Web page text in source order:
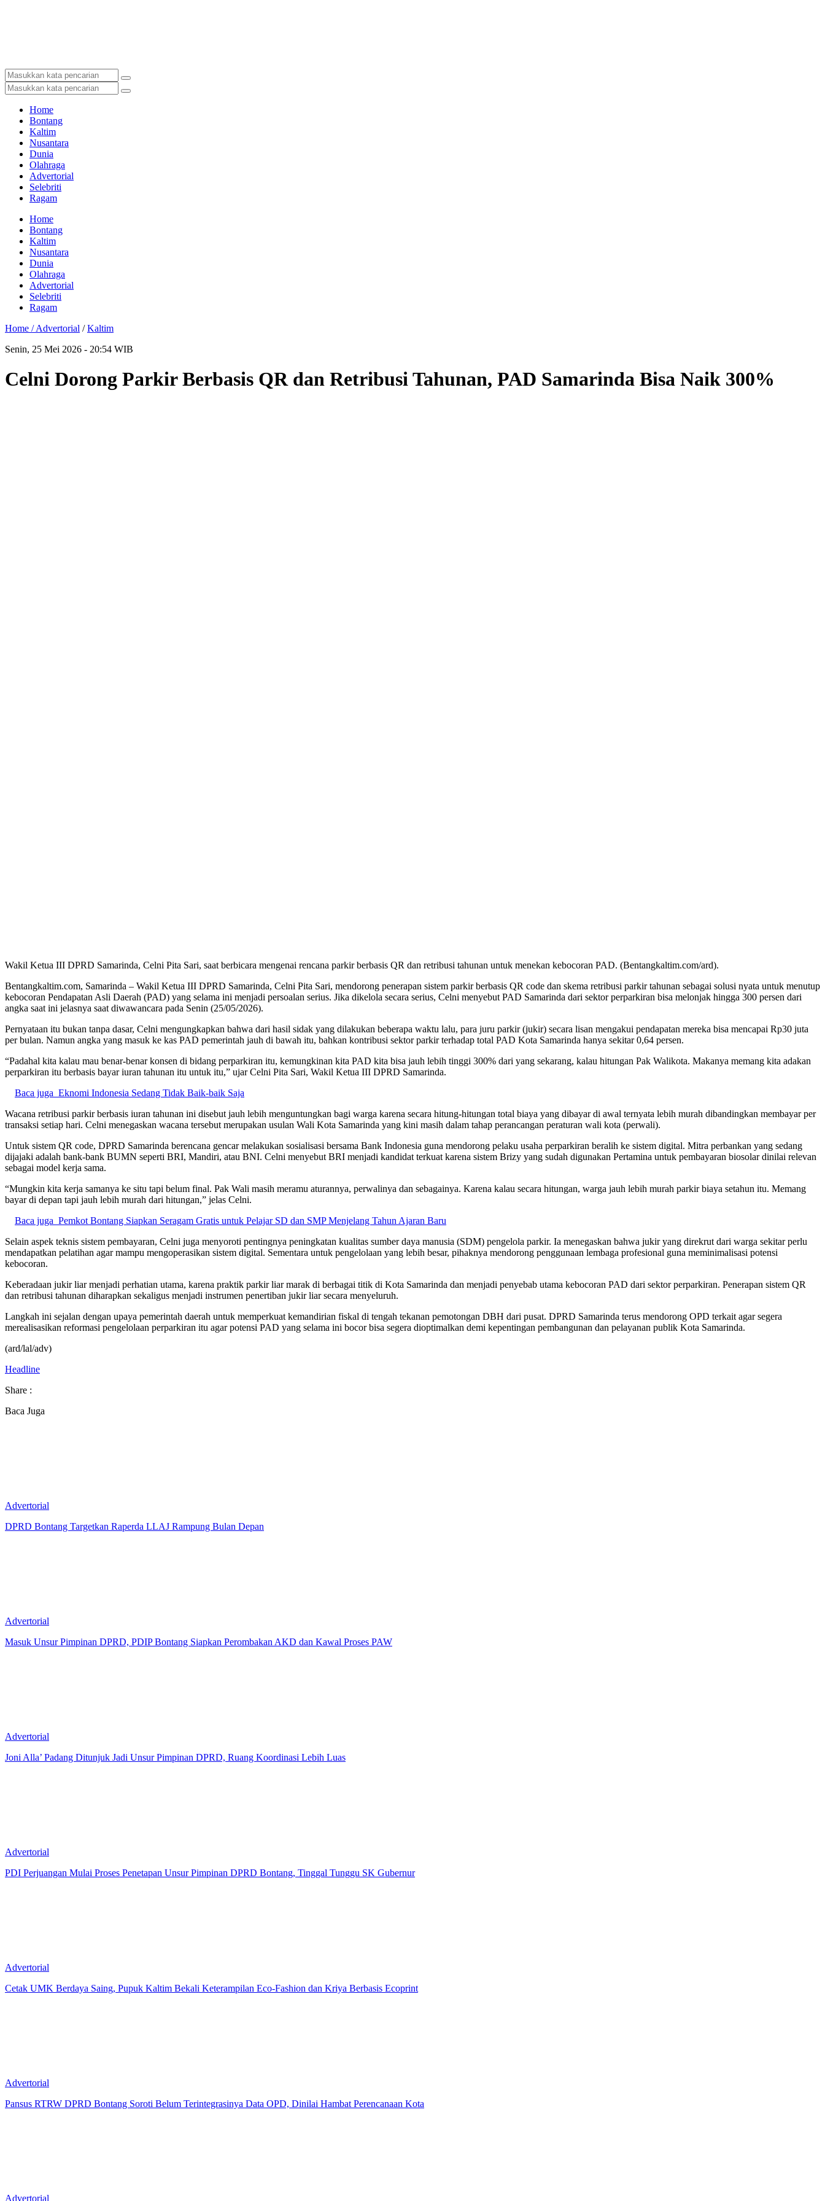
Home
Bontang
Kaltim
Nusantara
Dunia
Olahraga
Advertorial
Selebriti
Ragam
Home
Bontang
Kaltim
Nusantara
Dunia
Olahraga
Advertorial
Selebriti
Ragam
Home /Advertorial /Kaltim
Senin, 25 Mei 2026 - 20:54 WIB
Celni Dorong Parkir Berbasis QR dan Retribusi Tahunan, PAD Samarinda Bisa Naik 300%
Wakil Ketua III DPRD Samarinda, Celni Pita Sari, saat berbicara mengenai rencana parkir berbasis QR dan retribusi tahunan untuk menekan kebocoran PAD. (Bentangkaltim.com/ard).
Bentangkaltim.com, Samarinda – Wakil Ketua III DPRD Samarinda, Celni Pita Sari, mendorong penerapan sistem parkir berbasis QR code dan skema retribusi parkir tahunan sebagai solusi nyata untuk menutup
kebocoran Pendapatan Asli Daerah (PAD) yang selama ini menjadi persoalan serius. Jika dikelola secara serius, Celni menyebut PAD Samarinda dari sektor perparkiran bisa melonjak hingga 300 persen dari
angka saat ini jelasnya saat diwawancara pada Senin (25/05/2026).
Pernyataan itu bukan tanpa dasar, Celni mengungkapkan bahwa dari hasil sidak yang dilakukan beberapa waktu lalu, para juru parkir (jukir) secara lisan mengakui pendapatan mereka bisa mencapai Rp30 juta
per bulan. Namun angka yang masuk ke kas PAD pemerintah jauh di bawah itu, bahkan kontribusi sektor parkir terhadap total PAD Kota Samarinda hanya sekitar 0,64 persen.
“Padahal kita kalau mau benar-benar konsen di bidang perparkiran itu, kemungkinan kita PAD kita bisa jauh lebih tinggi 300% dari yang sekarang, kalau hitungan Pak Walikota. Makanya memang kita adakan
perparkiran itu berbasis bayar iuran tahunan itu untuk itu,” ujar Celni Pita Sari, Wakil Ketua III DPRD Samarinda.
Baca juga Eknomi Indonesia Sedang Tidak Baik-baik Saja
Wacana retribusi parkir berbasis iuran tahunan ini disebut jauh lebih menguntungkan bagi warga karena secara hitung-hitungan total biaya yang dibayar di awal ternyata lebih murah dibandingkan membayar per
transaksi setiap hari. Celni menegaskan wacana tersebut merupakan usulan Wali Kota Samarinda yang kini masih dalam tahap perancangan peraturan wali kota (perwali).
Untuk sistem QR code, DPRD Samarinda berencana gencar melakukan sosialisasi bersama Bank Indonesia guna mendorong pelaku usaha perparkiran beralih ke sistem digital. Mitra perbankan yang sedang
dijajaki adalah bank-bank BUMN seperti BRI, Mandiri, atau BNI. Celni menyebut BRI menjadi kandidat terkuat karena sistem Brizy yang sudah digunakan Pertamina untuk pembayaran biosolar dinilai relevan
sebagai model kerja sama.
“Mungkin kita kerja samanya ke situ tapi belum final. Pak Wali masih meramu aturannya, perwalinya dan sebagainya. Karena kalau secara hitungan, warga jauh lebih murah parkir biaya setahun itu. Memang
bayar di depan tapi jauh lebih murah dari hitungan,” jelas Celni.
Baca juga Pemkot Bontang Siapkan Seragam Gratis untuk Pelajar SD dan SMP Menjelang Tahun Ajaran Baru
Selain aspek teknis sistem pembayaran, Celni juga menyoroti pentingnya peningkatan kualitas sumber daya manusia (SDM) pengelola parkir. Ia menegaskan bahwa jukir yang direkrut dari warga sekitar perlu
mendapatkan pelatihan agar mampu mengoperasikan sistem digital. Sementara untuk pengelolaan yang lebih besar, pihaknya mendorong penggunaan lembaga profesional guna meminimalisasi potensi
kebocoran.
Keberadaan jukir liar menjadi perhatian utama, karena praktik parkir liar marak di berbagai titik di Kota Samarinda dan menjadi penyebab utama kebocoran PAD dari sektor perparkiran. Penerapan sistem QR
dan retribusi tahunan diharapkan sekaligus menjadi instrumen penertiban jukir liar secara menyeluruh.
Langkah ini sejalan dengan upaya pemerintah daerah untuk memperkuat kemandirian fiskal di tengah tekanan pemotongan DBH dari pusat. DPRD Samarinda terus mendorong OPD terkait agar segera
merealisasikan reformasi pengelolaan perparkiran itu agar potensi PAD yang selama ini bocor bisa segera dioptimalkan demi kepentingan pembangunan dan pelayanan publik Kota Samarinda.
(ard/lal/adv)
Headline
Share :
Baca Juga
Advertorial
DPRD Bontang Targetkan Raperda LLAJ Rampung Bulan Depan
Advertorial
Masuk Unsur Pimpinan DPRD, PDIP Bontang Siapkan Perombakan AKD dan Kawal Proses PAW
Advertorial
Joni Alla’ Padang Ditunjuk Jadi Unsur Pimpinan DPRD, Ruang Koordinasi Lebih Luas
Advertorial
PDI Perjuangan Mulai Proses Penetapan Unsur Pimpinan DPRD Bontang, Tinggal Tunggu SK Gubernur
Advertorial
Cetak UMK Berdaya Saing, Pupuk Kaltim Bekali Keterampilan Eco-Fashion dan Kriya Berbasis Ecoprint
Advertorial
Pansus RTRW DPRD Bontang Soroti Belum Terintegrasinya Data OPD, Dinilai Hambat Perencanaan Kota
Advertorial